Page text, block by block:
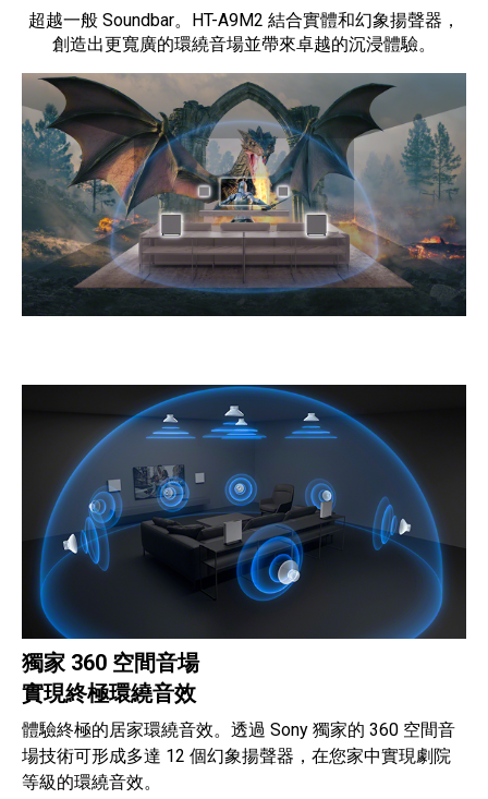
超越一般 Soundbar。HT-A9M2 結合實體和幻象揚聲器，
創造出更寬廣的環繞音場並帶來卓越的沉浸體驗。
獨家 360 空間音場
實現終極環繞音效
體驗終極的居家環繞音效。透過 Sony 獨家的 360 空間音
場技術可形成多達 12 個幻象揚聲器，在您家中實現劇院
等級的環繞音效。